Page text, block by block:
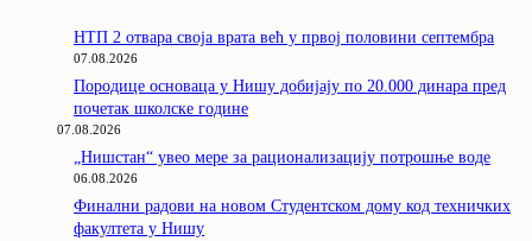
НТП 2 отвара своја врата већ у првој половини септембра
07.08.2026
Породицe основаца у Нишу добијају по 20.000 динара пред
почетак школске године
07.08.2026
„Нишстан“ увео мере за рационализацију потрошње воде
06.08.2026
Финални радови на новом Студентском дому код техничких
факултета у Нишу